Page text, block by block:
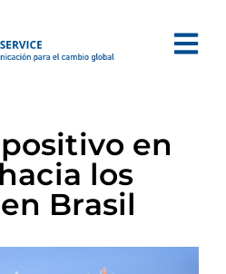
en
los
Brasil